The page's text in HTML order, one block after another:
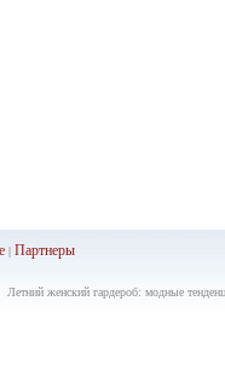
| Партнеры
Летний женский гардероб: модные